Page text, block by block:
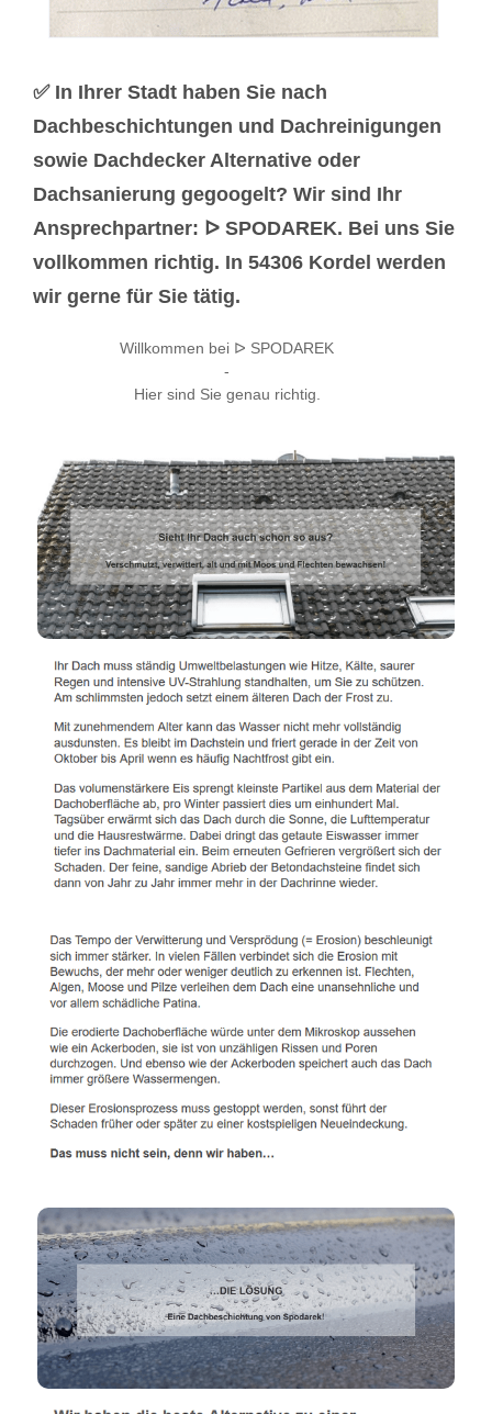
✅ In Ihrer Stadt haben Sie nach
Dachbeschichtungen und Dachreinigungen
sowie Dachdecker Alternative oder
Dachsanierung gegoogelt? Wir sind Ihr
Ansprechpartner: ᐅ SPODAREK. Bei uns Sie
vollkommen richtig. In 54306 Kordel werden
wir gerne für Sie tätig.
Willkommen bei ᐅ SPODAREK
-
Hier sind Sie genau richtig.